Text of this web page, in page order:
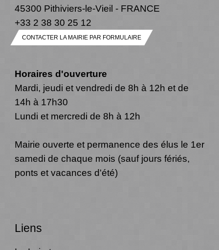
45300 Pithiviers-le-Vieil - FRANCE
+33 2 38 30 25 12
CONTACTER LA MAIRIE PAR FORMULAIRE
Horaires d'ouverture
Mardi, jeudi et vendredi de 8h à 12h et de
14h à 17h30
Lundi et mercredi de 8h à 12h
Mairie ouverte et permanence des élus le 1er
samedi de chaque mois (sauf jours fériés,
ponts et vacances d'été)
Liens